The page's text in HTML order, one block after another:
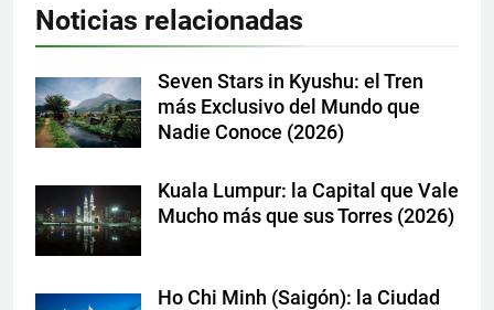
Noticias relacionadas
Seven Stars in Kyushu: el Tren
más Exclusivo del Mundo que
Nadie Conoce (2026)
Kuala Lumpur: la Capital que Vale
Mucho más que sus Torres (2026)
Ho Chi Minh (Saigón): la Ciudad